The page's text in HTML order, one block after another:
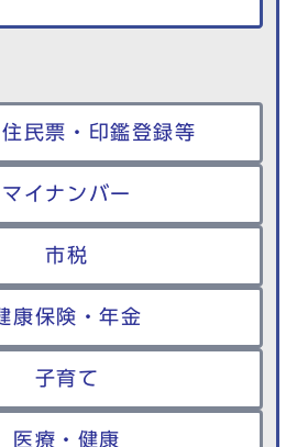
民票・印鑑登録等
マイナンバー
市税
康保険・年金
子育て
医療・健康